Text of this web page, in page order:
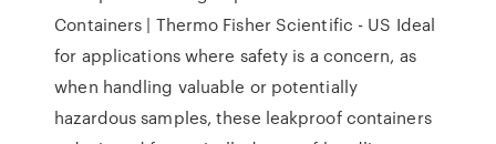
Containers | Thermo Fisher Scientific - US Ideal
for applications where safety is a concern, as
when handling valuable or potentially
hazardous samples, these leakproof containers